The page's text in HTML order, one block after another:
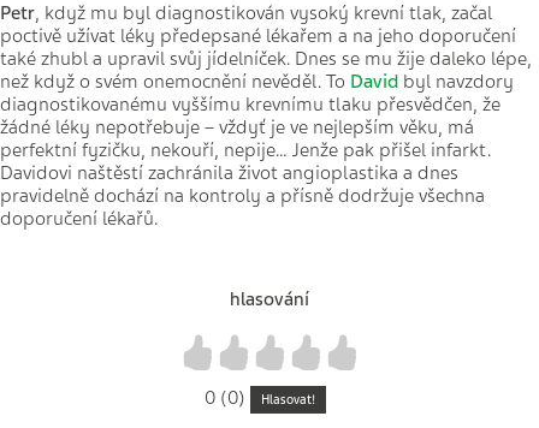
Petr, když mu byl diagnostikován vysoký krevní tlak, začal
poctivě užívat léky předepsané lékařem a na jeho doporučení
také zhubl a upravil svůj jídelníček. Dnes se mu žije daleko lépe,
než když o svém onemocnění nevěděl. To David byl navzdory
diagnostikovanému vyššímu krevnímu tlaku přesvědčen, že
žádné léky nepotřebuje – vždyť je ve nejlepším věku, má
perfektní fyzičku, nekouří, nepije… Jenže pak přišel infarkt.
Davidovi naštěstí zachránila život angioplastika a dnes
pravidelně dochází na kontroly a přísně dodržuje všechna
doporučení lékařů.
hlasování
4
3
2
1
0 (0) Hlasovat!